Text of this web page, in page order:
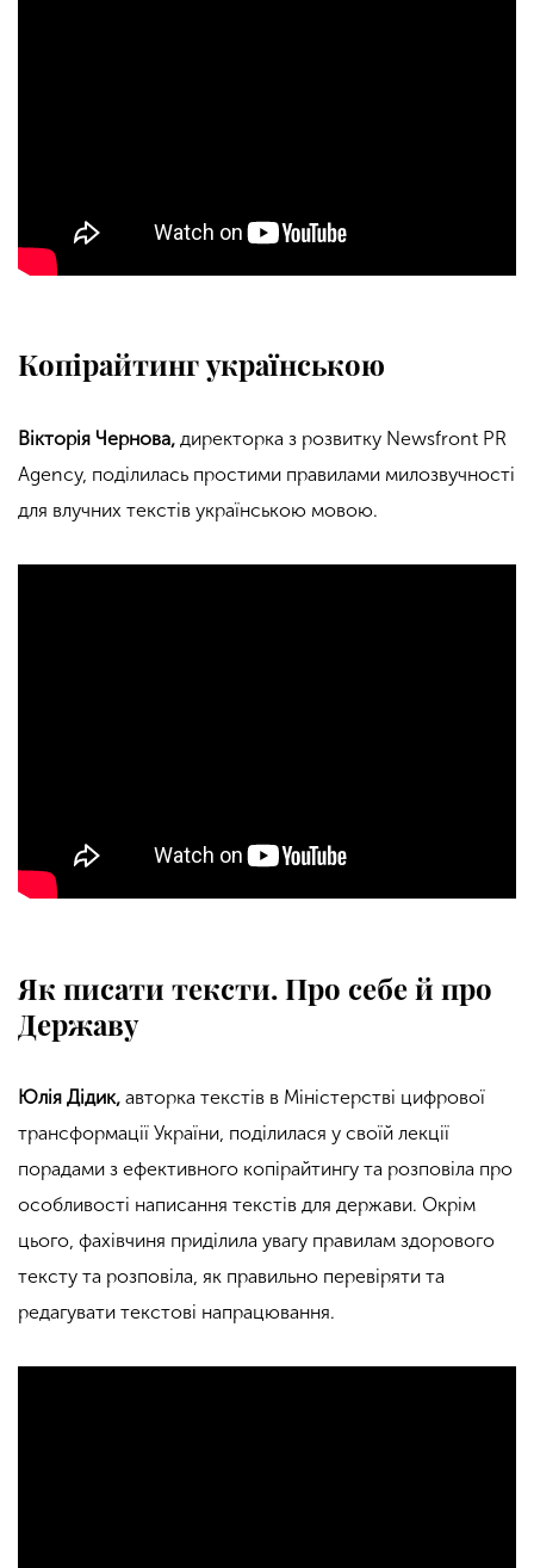
Копірайтинг українською
Вікторія Чернова, директорка з розвитку Newsfront PR
Agency, поділилась простими правилами милозвучності
для влучних текстів українською мовою.
Як писати тексти. Про себе й про
Державу
Юлія Дідик, авторка текстів в Міністерстві цифрової
трансформації України, поділилася у своїй лекції
порадами з ефективного копірайтингу та розповіла про
особливості написання текстів для держави. Окрім
цього, фахівчиня приділила увагу правилам здорового
тексту та розповіла, як правильно перевіряти та
редагувати текстові напрацювання.